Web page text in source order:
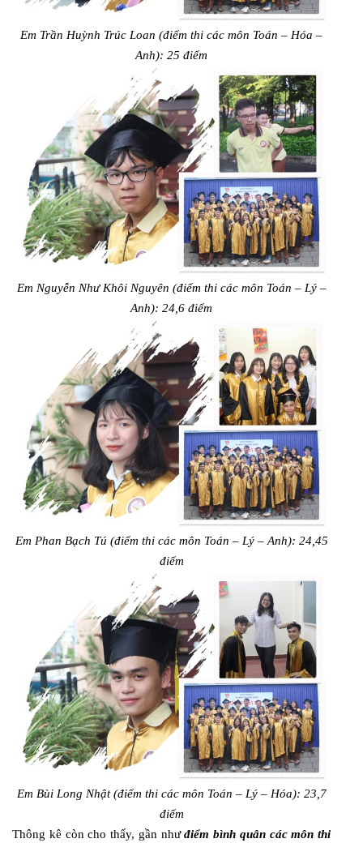
Em Trần Huỳnh Trúc Loan (điểm thi các môn Toán – Hóa –
Anh): 25 điểm
Em Nguyễn Như Khôi Nguyên (điểm thi các môn Toán – Lý –
Anh): 24,6 điểm
Em Phan Bạch Tú (điểm thi các môn Toán – Lý – Anh): 24,45
điểm
Em Bùi Long Nhật (điểm thi các môn Toán – Lý – Hóa): 23,7
điểm
Thông kê còn cho thấy, gần nhưđiểm bình quân các môn thi